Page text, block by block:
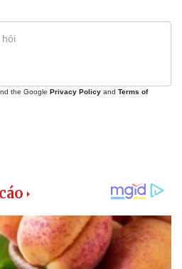
the Google Privacy Policy and Terms of